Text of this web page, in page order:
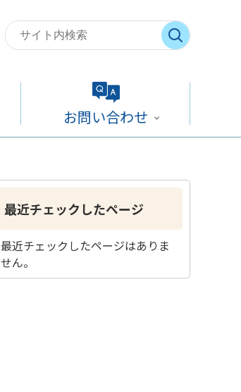
お問い合わせ
最近チェックしたページ
最近チェックしたページはありま
せん。